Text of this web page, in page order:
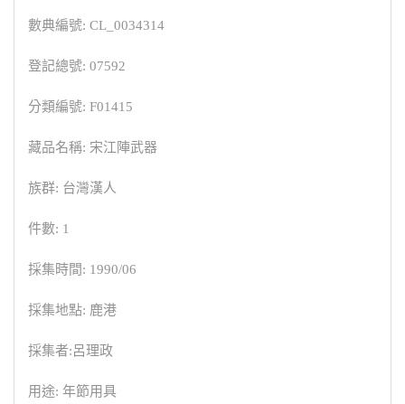
數典編號: CL_0034314
登記總號: 07592
分類編號: F01415
藏品名稱: 宋江陣武器
族群: 台灣漢人
件數: 1
採集時間: 1990/06
採集地點: 鹿港
採集者:呂理政
用途: 年節用具